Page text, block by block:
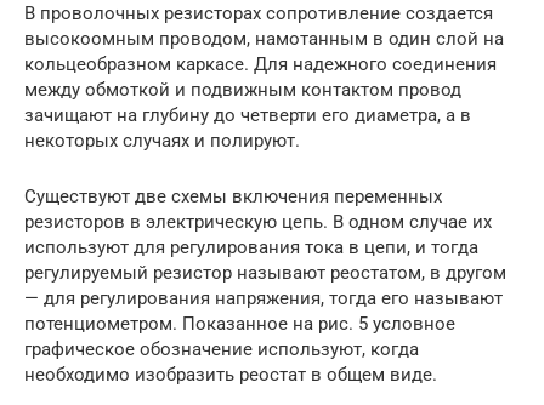
В проволочных резисторах сопротивление создается
высокоомным проводом, намотанным в один слой на
кольцеобразном каркасе. Для надежного соединения
между обмоткой и подвижным контактом провод
зачищают на глубину до четверти его диаметра, а в
некоторых случаях и полируют.
Существуют две схемы включения переменных
резисторов в электрическую цепь. В одном случае их
используют для регулирования тока в цепи, и тогда
регулируемый резистор называют реостатом, в другом
— для регулирования напряжения, тогда его называют
потенциометром. Показанное на рис. 5 условное
графическое обозначение используют, когда
необходимо изобразить реостат в общем виде.